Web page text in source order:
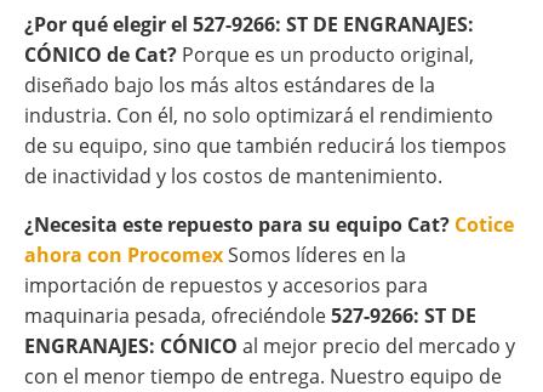
¿Por qué elegir el 527-9266: ST DE ENGRANAJES:
CÓNICO de Cat? Porque es un producto original,
diseñado bajo los más altos estándares de la
industria. Con él, no solo optimizará el rendimiento
de su equipo, sino que también reducirá los tiempos
de inactividad y los costos de mantenimiento.
¿Necesita este repuesto para su equipo Cat? Cotice
ahora con ProcomexSomos líderes en la
importación de repuestos y accesorios para
maquinaria pesada, ofreciéndole527-9266: ST DE
ENGRANAJES: CÓNICO al mejor precio del mercado y
con el menor tiempo de entrega. Nuestro equipo de